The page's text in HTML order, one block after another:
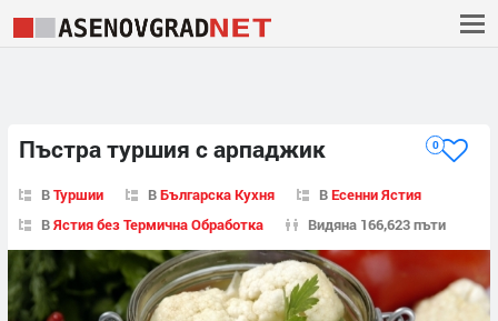
Пъстра туршия с арпаджик 0
ВТуршии ВБългарска Кухня ВЕсенни Ястия
ВЯстия без Термична Обработка Видяна 166,623 пъти